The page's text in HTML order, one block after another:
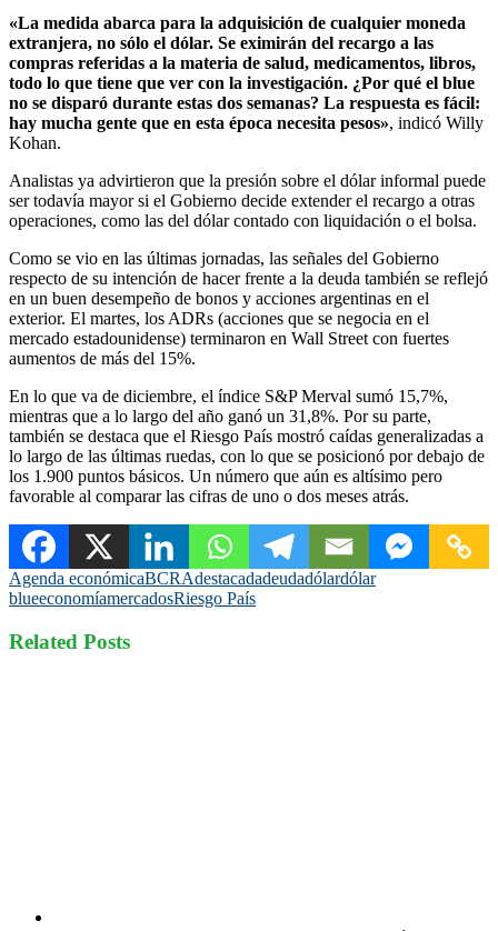
«La medida abarca para la adquisición de cualquier moneda
extranjera, no sólo el dólar. Se eximirán del recargo a las
compras referidas a la materia de salud, medicamentos, libros,
todo lo que tiene que ver con la investigación. ¿Por qué el blue
no se disparó durante estas dos semanas? La respuesta es fácil:
hay mucha gente que en esta época necesita pesos», indicó Willy
Kohan.
Analistas ya advirtieron que la presión sobre el dólar informal puede
ser todavía mayor si el Gobierno decide extender el recargo a otras
operaciones, como las del dólar contado con liquidación o el bolsa.
Como se vio en las últimas jornadas, las señales del Gobierno
respecto de su intención de hacer frente a la deuda también se reflejó
en un buen desempeño de bonos y acciones argentinas en el
exterior. El martes, los ADRs (acciones que se negocia en el
mercado estadounidense) terminaron en Wall Street con fuertes
aumentos de más del 15%.
En lo que va de diciembre, el índice S&P Merval sumó 15,7%,
mientras que a lo largo del año ganó un 31,8%. Por su parte,
también se destaca que el Riesgo País mostró caídas generalizadas a
lo largo de las últimas ruedas, con lo que se posicionó por debajo de
los 1.900 puntos básicos. Un número que aún es altísimo pero
favorable al comparar las cifras de uno o dos meses atrás.
Agenda económicaBCRAdestacadadeudadólardólar
blueeconomíamercadosRiesgo País
Related Posts